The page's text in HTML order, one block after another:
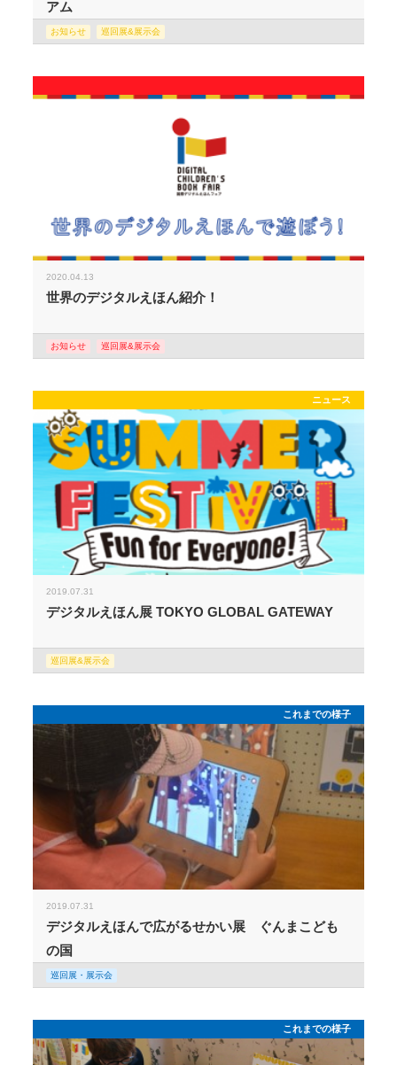
アム
お知らせ 巡回展&展示会
2020.04.13
世界のデジタルえほん紹介！
お知らせ 巡回展&展示会
ニュース
2019.07.31
デジタルえほん展 TOKYO GLOBAL GATEWAY
巡回展&展示会
これまでの様子
2019.07.31
デジタルえほんで広がるせかい展 ぐんまこども
の国
巡回展・展示会
これまでの様子